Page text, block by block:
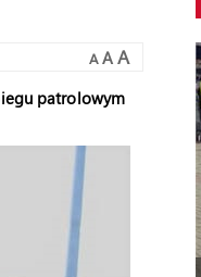
A A A
patrolowym